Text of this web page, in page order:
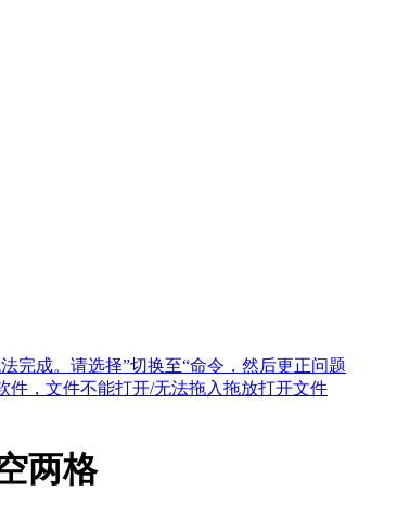
完成。请选择”切换至“命令，然后更正问题
件，文件不能打开/无法拖入拖放打开文件
两格